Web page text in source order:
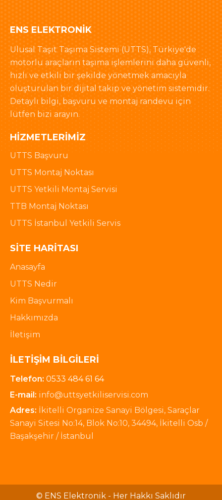
ENS ELEKTRONIK
Ulusal Taşıt Taşıma Sistemi (UTTS), Türkiye'de
motorlu araçların taşıma işlemlerini daha güvenli,
hızlı ve etkili bir şekilde yönetmek amacıyla
oluşturulan bir dijital takip ve yönetim sistemidir.
Detaylı bilgi, başvuru ve montaj randevu için
lütfen bizi arayın.
HIZMETLERIMIZ
UTTS Başvuru
UTTS Montaj Noktası
UTTS Yetkili Montaj Servisi
TTB Montaj Noktası
UTTS İstanbul Yetkili Servis
SITE HARITASI
Anasayfa
UTTS Nedir
Kim Başvurmalı
Hakkımızda
İletişim
İLETIŞIM BILGILERI
Telefon: 0533 484 61 64
E-mail: info@uttsyetkiliservisi.com
Adres: İkitelli Organize Sanayi Bölgesi, Saraçlar
Sanayi Sitesi No:14, Blok No:10, 34494, İkitelli Osb /
Başakşehir / İstanbul
© ENS Elektronik - Her Hakkı Saklıdır